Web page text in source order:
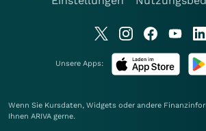
Unsere Apps:
Wenn Sie Kursdaten, Widgets oder andere
Ihnen ARIVA gerne.